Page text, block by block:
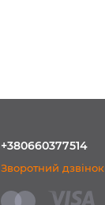
+380660377514
Зворотний дзвінок